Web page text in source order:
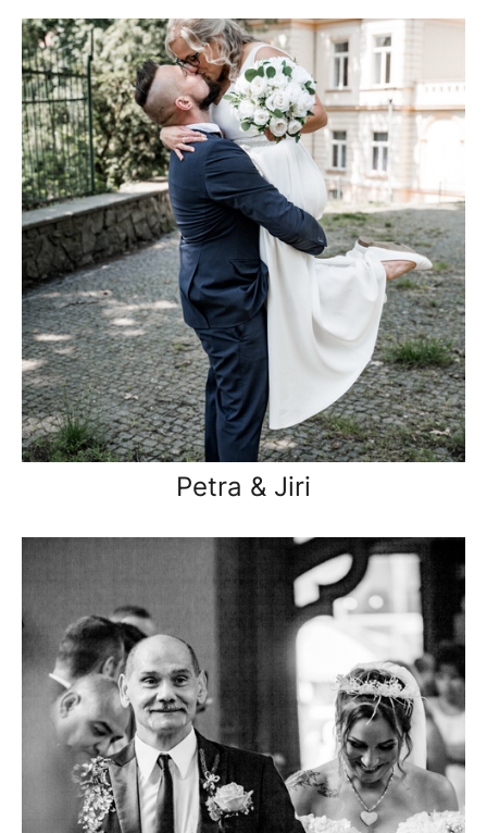
Petra & Jiri